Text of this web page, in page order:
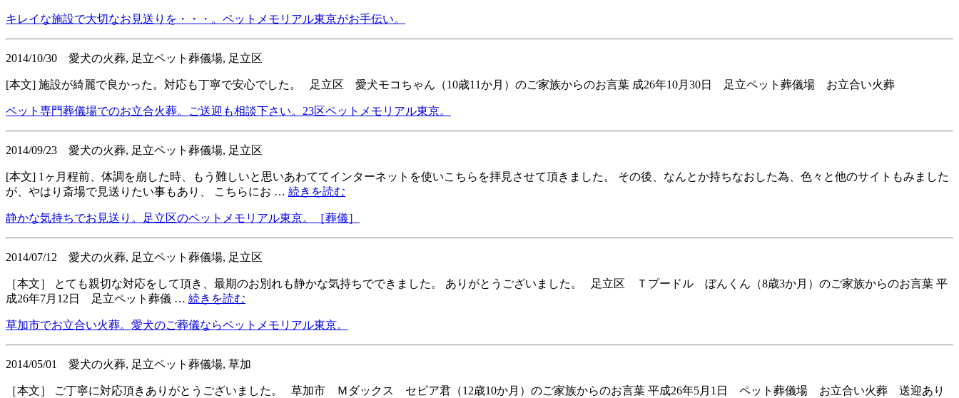
キレイな施設で大切なお見送りを・・・。ペットメモリアル東京がお手伝い。
2014/10/30 愛犬の火葬, 足立ペット葬儀場, 足立区
[本文] 施設が綺麗で良かった。対応も丁寧で安心でした。 足立区 愛犬モコちゃん（10歳11か月）のご家族からのお言葉 成26年10月30日 足立ペット葬儀場 お立合い火葬
ペット専門葬儀場でのお立合火葬。ご送迎も相談下さい。23区ペットメモリアル東京。
2014/09/23 愛犬の火葬, 足立ペット葬儀場, 足立区
[本文] 1ヶ月程前、体調を崩した時、もう難しいと思いあわててインターネットを使いこちらを拝見させて頂きました。 その後、なんとか持ちなおした為、色々と他のサイトもみました
が、やはり斎場で見送りたい事もあり、 こちらにお … 続きを読む
静かな気持ちでお見送り。足立区のペットメモリアル東京。［葬儀］
2014/07/12 愛犬の火葬, 足立ペット葬儀場, 足立区
［本文］ とても親切な対応をして頂き、最期のお別れも静かな気持ちでできました。 ありがとうございました。 足立区 Ｔプードル ぼんくん（8歳3か月）のご家族からのお言葉 平
成26年7月12日 足立ペット葬儀 … 続きを読む
草加市でお立合い火葬。愛犬のご葬儀ならペットメモリアル東京。
2014/05/01 愛犬の火葬, 足立ペット葬儀場, 草加
［本文］ ご丁寧に対応頂きありがとうございました。 草加市 Ｍダックス セピア君（12歳10か月）のご家族からのお言葉 平成26年5月1日 ペット葬儀場 お立合い火葬 送迎あり